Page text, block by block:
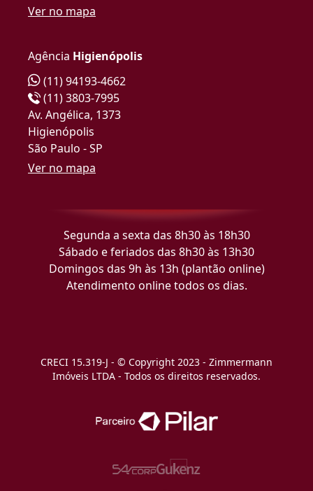
Ver no mapa
Agência Higienópolis
(11) 94193-4662
(11) 3803-7995
Av. Angélica, 1373
Higienópolis
São Paulo - SP
Ver no mapa
Segunda a sexta das 8h30 às 18h30
Sábado e feriados das 8h30 às 13h30
Domingos das 9h às 13h (plantão online)
Atendimento online todos os dias.
CRECI 15.319-J - © Copyright 2023 - Zimmermann
Imóveis LTDA - Todos os direitos reservados.